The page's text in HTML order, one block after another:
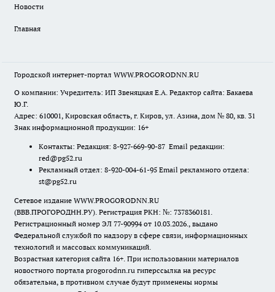
Новости
Главная
Городской интернет-портал WWW.PROGORODNN.RU
О компании: Учредитель: ИП Звеняцкая Е.А. Редактор сайта: Бакаева
Ю.Г.
Адрес: 610001, Кировская область, г. Киров, ул. Азина, дом № 80, кв. 31
Знак информационной продукции: 16+
Контакты: Редакция: 8-927-669-90-87 Email редакции:
red@pg52.ru
Рекламный отдел: 8-920-004-61-95 Email рекламного отдела:
st@pg52.ru
Сетевое издание WWW.PROGORODNN.RU
(ВВВ.ПРОГОРОДНН.РУ). Регистрация РКН: №: 7378360181.
Регистрационный номер ЭЛ 77-90994 от 10.03.2026., выдано
Федеральной службой по надзору в сфере связи, информационных
технологий и массовых коммуникаций.
Возрастная категория сайта 16+. При использовании материалов
новостного портала progorodnn.ru гиперссылка на ресурс
обязательна, в противном случае будут применены нормы